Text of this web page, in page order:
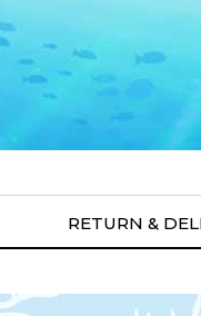
RETURN &